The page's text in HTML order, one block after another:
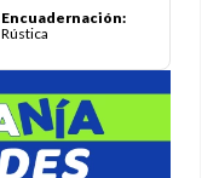
Encuadernación:
Rústica